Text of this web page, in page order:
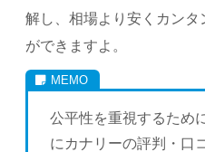
解し、相場より安くカンタ
ができますよ。
公平性を重視するため
にカナリーの評判・口